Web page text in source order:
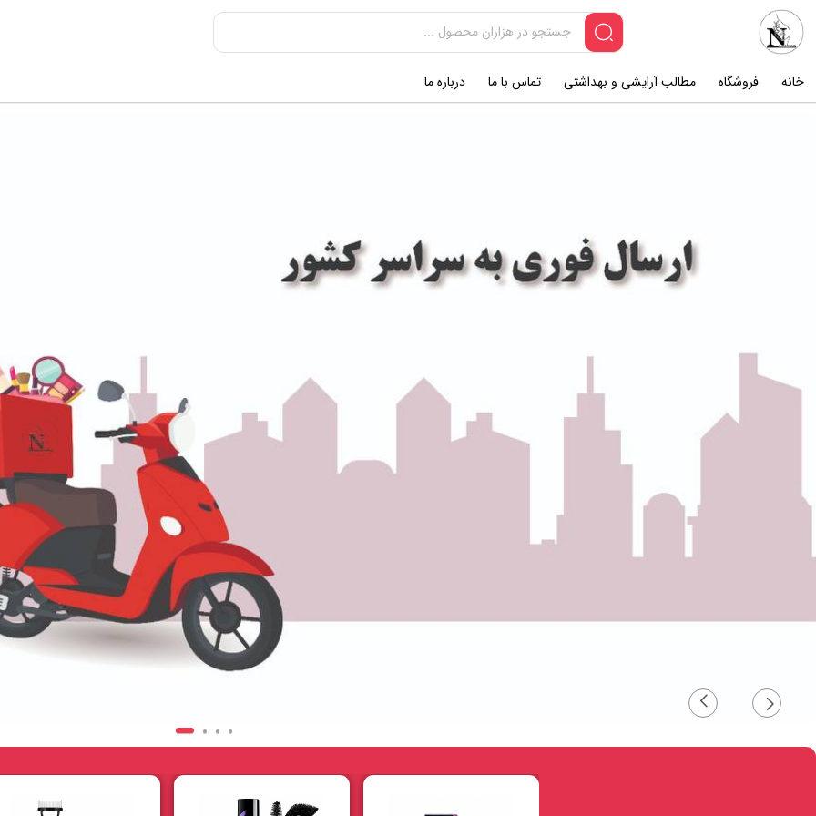
خانه فروشگاه مطالب آرایشی و بهداشتی تماس با ما درباره ما